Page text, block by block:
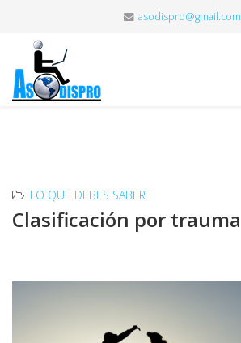
asodispro@gmail.com
LO QUE DEBES SABER
Clasificación por trauma